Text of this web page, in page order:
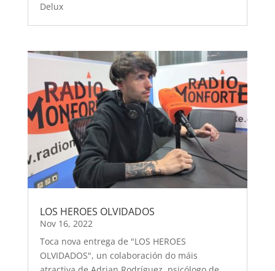
Delux
LOS HEROES OLVIDADOS
Nov 16, 2022
Toca nova entrega de "LOS HEROES
OLVIDADOS", un colaboración do máis